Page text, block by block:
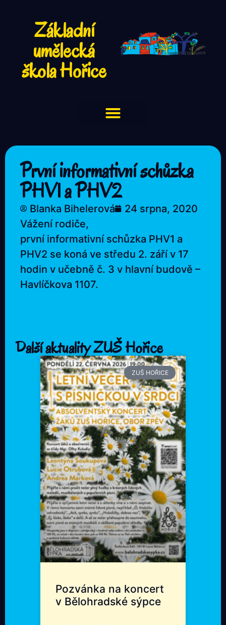
Základní
umělecká
škola Hořice
První informativní schůzka
PHV1 a PHV2
Blanka Bihelerová
24 srpna, 2020
Vážení rodiče,
první informativní schůzka PHV1 a
PHV2 se koná ve středu 2. září v 17
hodin v učebně č. 3 v hlavní budově –
Havlíčkova 1107.
Další aktuality ZUŠ Hořice
ZUŠ HOŘICE
Pozvánka na koncert
v Bělohradské sýpce